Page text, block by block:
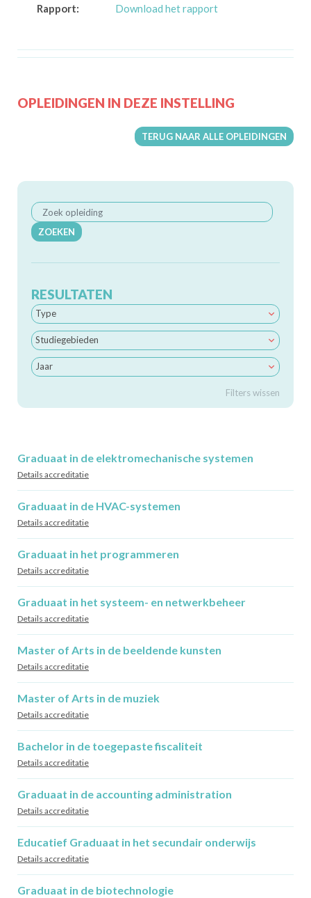
Rapport: Download het rapport
OPLEIDINGEN IN DEZE INSTELLING
TERUG NAAR ALLE OPLEIDINGEN
ZOEKEN
RESULTATEN
Type
Studiegebieden
Jaar
Filters wissen
Graduaat in de elektromechanische systemen
Details accreditatie
Graduaat in de HVAC-systemen
Details accreditatie
Graduaat in het programmeren
Details accreditatie
Graduaat in het systeem- en netwerkbeheer
Details accreditatie
Master of Arts in de beeldende kunsten
Details accreditatie
Master of Arts in de muziek
Details accreditatie
Bachelor in de toegepaste fiscaliteit
Details accreditatie
Graduaat in de accounting administration
Details accreditatie
Educatief Graduaat in het secundair onderwijs
Details accreditatie
Graduaat in de biotechnologie